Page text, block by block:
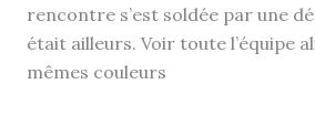
rencontre s’est soldée par une
était ailleurs. Voir toute l’équipe
mêmes couleurs